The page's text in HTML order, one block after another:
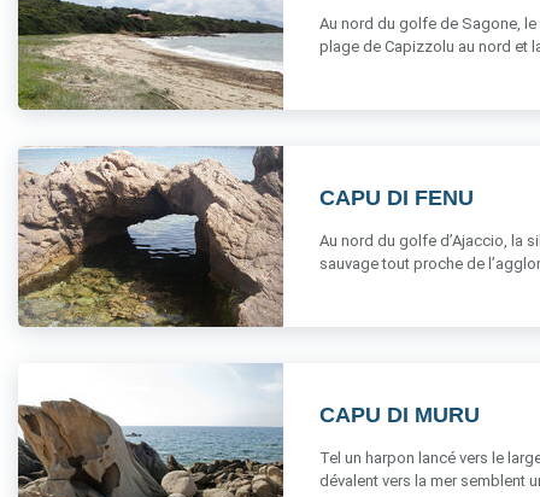
Au nord du golfe de Sagone, le
plage de Capizzolu au nord et
CAPU DI FENU
Au nord du golfe d’Ajaccio, la
sauvage tout proche de
CAPU DI MURU
Tel un harpon lancé vers le
dévalent vers la mer semblent